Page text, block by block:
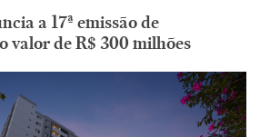
a 17ª emissão de
valor de R$ 300 milhões